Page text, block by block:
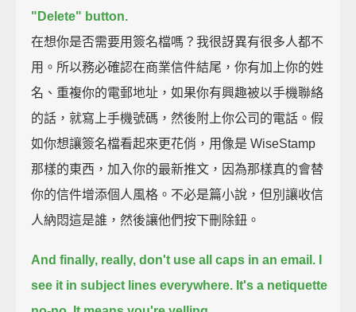
"Delete" button.
在想你是否需要用簽名檔嗎？我很訝異有很多人都不
用。所以務必確認在商業信件結尾，你有加上你的姓
名、重複你的電郵地址，如果你有興趣被以手機聯絡
的話，就寫上手機號碼，然後附上你公司的電話。假
如你想讓簽名檔看起來更花俏，用像是 WiseStamp
那樣的東西，加入你的最新推文，因為那樣真的會替
你的信件增添個人風格。不必是篇小說，但別讓收信
人納悶這是誰，然後讓他們按下刪除鈕。
And finally, really, don't use all caps in an email.
see it in subject lines everywhere. It's a netiquette